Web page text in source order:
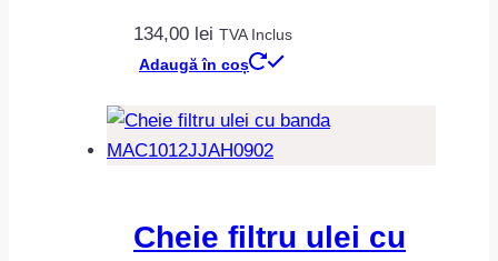
134,00 lei TVA Inclus
Adaugă în coș
Cheie filtru ulei cu